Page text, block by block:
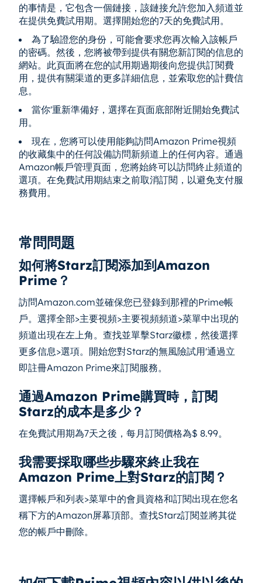
的事情是，它包含一個鏈接，該鏈接允許您加入頻道並
在提供免費試用期。選擇開始您的7天的免費試用。
為了驗證您的身份，可能會要求您再次輸入該帳戶
的密碼。然後，您將被帶到提供有關您新訂閱的信息的
網站。此頁面將在您的試用期過期後向您提供訂閱費
用，提供有關渠道的更多詳細信息，並索取您的計費信
息。
當你'重新準備好，選擇在頁面底部附近開始免費試
用。
現在，您將可以使用能夠訪問Amazon Prime視頻
的收藏集中的任何設備訪問新頻道上的任何內容。通過
Amazon帳戶管理頁面，您將始終可以訪問終止頻道的
選項。在免費試用期結束之前取消訂閱，以避免支付服
務費用。
常問問題
如何將Starz訂閱添加到Amazon
Prime？
訪問Amazon.com並確保您已登錄到那裡的Prime帳
戶。選擇全部>主要視頻>主要視頻頻道>菜單中出現的
頻道出現在左上角。查找並單擊Starz徽標，然後選擇
更多信息>選項。開始您對Starz的無風險試用'通過立
即註冊Amazon Prime來訂閱服務。
通過Amazon Prime購買時，訂閱
Starz的成本是多少？
在免費試用期為7天之後，每月訂閱價格為$ 8.99。
我需要採取哪些步驟來終止我在
Amazon Prime上對Starz的訂閱？
選擇帳戶和列表>菜單中的會員資格和訂閱出現在您名
稱下方的Amazon屏幕頂部。查找Starz訂閱並將其從
您的帳戶中刪除。